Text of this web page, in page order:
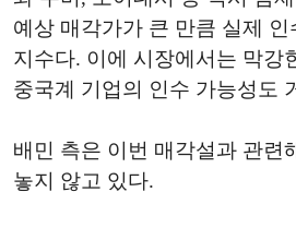
예상 매각가가 큰 만큼 실제 인
지수다. 이에 시장에서는 막강
중국계 기업의 인수 가능성도
배민 측은 이번 매각설과 관련
놓지 않고 있다.